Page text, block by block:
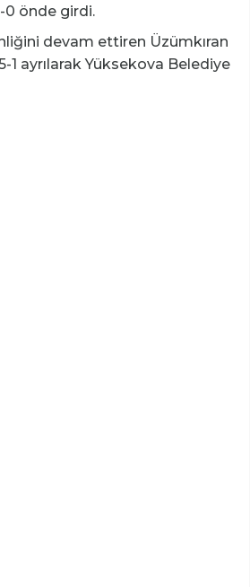
0 önde girdi.
devam ettiren Üzümkıran
1 ayrılarak Yüksekova Belediye